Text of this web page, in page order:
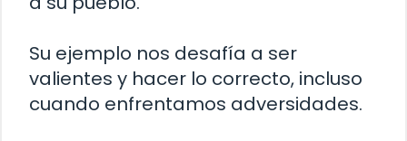
Su ejemplo nos desafía a ser
valientes y hacer lo correcto, incluso
cuando enfrentamos adversidades.